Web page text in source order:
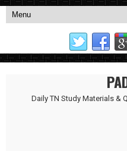
Daily TN Study Materials &